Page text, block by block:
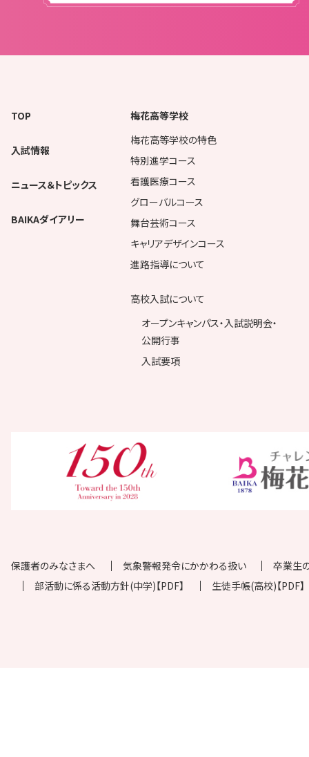
TOP
入試情報
ニュース＆トピックス
BAIKAダイアリー
梅花高等学校
梅花高等学校の特色
特別進学コース
看護医療コース
グローバルコース
舞台芸術コース
キャリアデザインコース
進路指導について
高校入試について
オープンキャンパス・入試説明会・
公開行事
入試要項
保護者のみなさまへ 気象警報発令にかかわる扱い
卒業生
部活動に係る活動方針(中学)【PDF】
生徒手帳(高校)【PDF】